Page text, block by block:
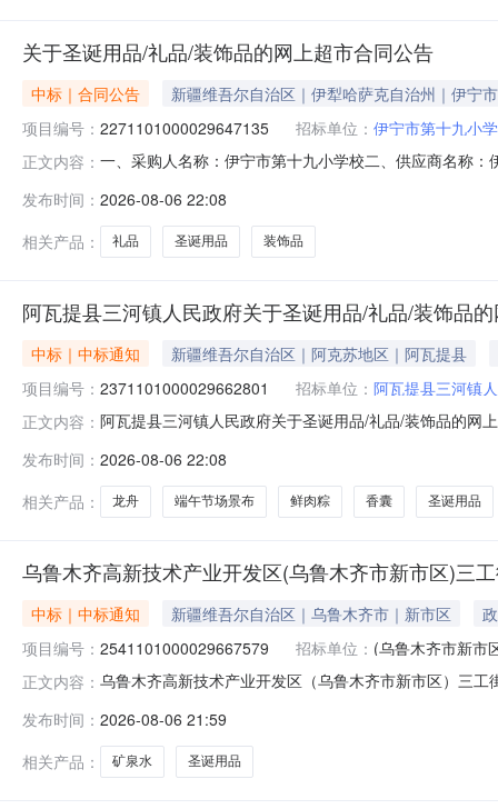
关于圣诞用品/礼品/装饰品的网上超市合同公告
中标｜合同公告
新疆维吾尔自治区｜伊犁哈萨克自治州｜伊宁市
项目编号： 2271101000029647135 招标单位： 伊宁市第十九小
正文内容： 一、采购人名称：伊宁市第十九小学校二、供应商名称
无型号套17.006010202无型号圣诞用品/礼品/装饰品礼
发布时间： 2026-08-06 22:08
相关产品：
礼品 圣诞用品 装饰品
阿瓦提县三河镇人民政府关于圣诞用品/礼品/装饰品
中标｜中标通知
新疆维吾尔自治区｜阿克苏地区｜阿瓦提县
项目编号： 2371101000029662801 招标单位： 阿瓦提县三河镇
正文内容： 阿瓦提县三河镇人民政府关于圣诞用品/礼品/装饰品的网
金额（元）:项目所在行政区划编码:652928项目所在行
发布时间： 2026-08-06 22:08
相关产品：
龙舟 端午节场景布 鲜肉粽 香囊 圣诞用品
乌鲁木齐高新技术产业开发区(乌鲁木齐市新市区)三
中标｜中标通知 新疆维吾尔自治区｜乌鲁木齐市｜新市区
项目编号： 2541101000029667579 招标单位： (乌鲁木齐市新市
正文内容： 乌鲁木齐高新技术产业开发区（乌鲁木齐市新市区）三
号:2541101000029667579项目联系人:吴艳莉项目联系
发布时间： 2026-08-06 21:59
相关产品：
矿泉水 圣诞用品